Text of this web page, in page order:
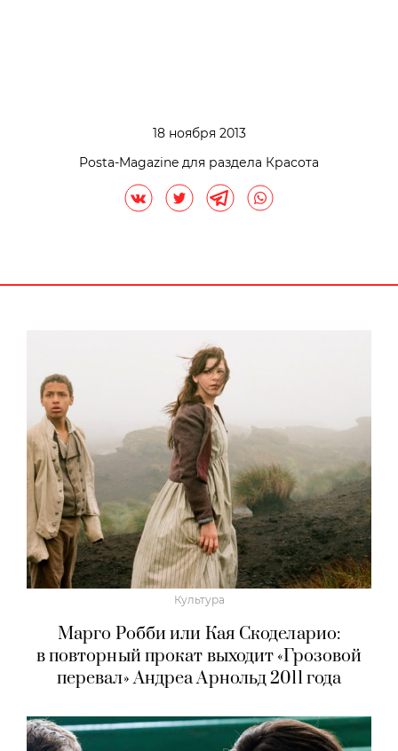
18 ноября 2013
Posta-Magazine для раздела Красота
Культура
Марго Робби или Кая Скоделарио:
в повторный прокат выходит «Грозовой
перевал» Андреа Арнольд 2011 года